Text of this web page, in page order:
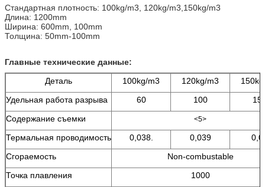
Стандартная плотность: 100kg/m3, 120kg/m3,150kg/m3
Длина: 1200mm
Ширина: 600mm, 100mm
Толщина: 50mm-100mm
Главные технические данные:
Деталь
100kg/m3 120kg/m3
Удельная работа разрыва
60 100
Содержание съемки
<5>
Термальная проводимость 0,038. 0,039
Сгораемость
Non-combustable
Точка плавления
1000